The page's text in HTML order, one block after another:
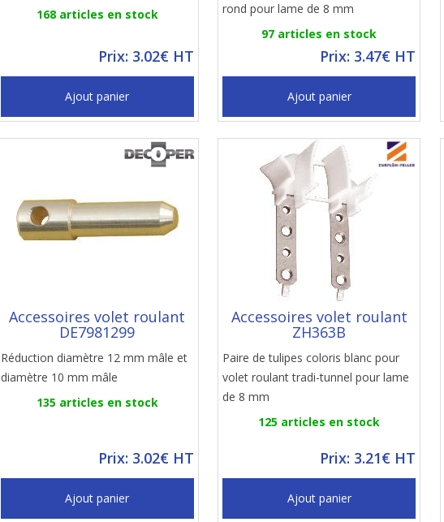
168 articles en stock
Prix: 3.02€ HT
Ajout panier
rond pour lame de 8 mm
97 articles en stock
Prix: 3.47€ HT
Ajout panier
Accessoires volet roulant
DE7981299
Réduction diamètre 12 mm mâle et
diamètre 10 mm mâle
135 articles en stock
Prix: 3.02€ HT
Ajout panier
Accessoires volet roulant
ZH363B
Paire de tulipes coloris blanc pour
volet roulant tradi-tunnel pour lame
de 8 mm
125 articles en stock
Prix: 3.21€ HT
Ajout panier